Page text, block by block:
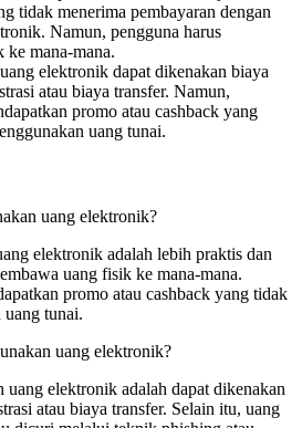
tidak menerima pembayaran dengan
Namun, pengguna harus
ke mana-mana.
elektronik dapat dikenakan biaya
atau biaya transfer. Namun,
promo atau cashback yang
uang tunai.
uang elektronik?
elektronik adalah lebih praktis dan
uang fisik ke mana-mana.
promo atau cashback yang tidak
uang tunai.
uang elektronik?
uang elektronik adalah dapat dikenakan
atau biaya transfer. Selain itu, uang